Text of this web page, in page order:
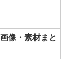
像・素材まと